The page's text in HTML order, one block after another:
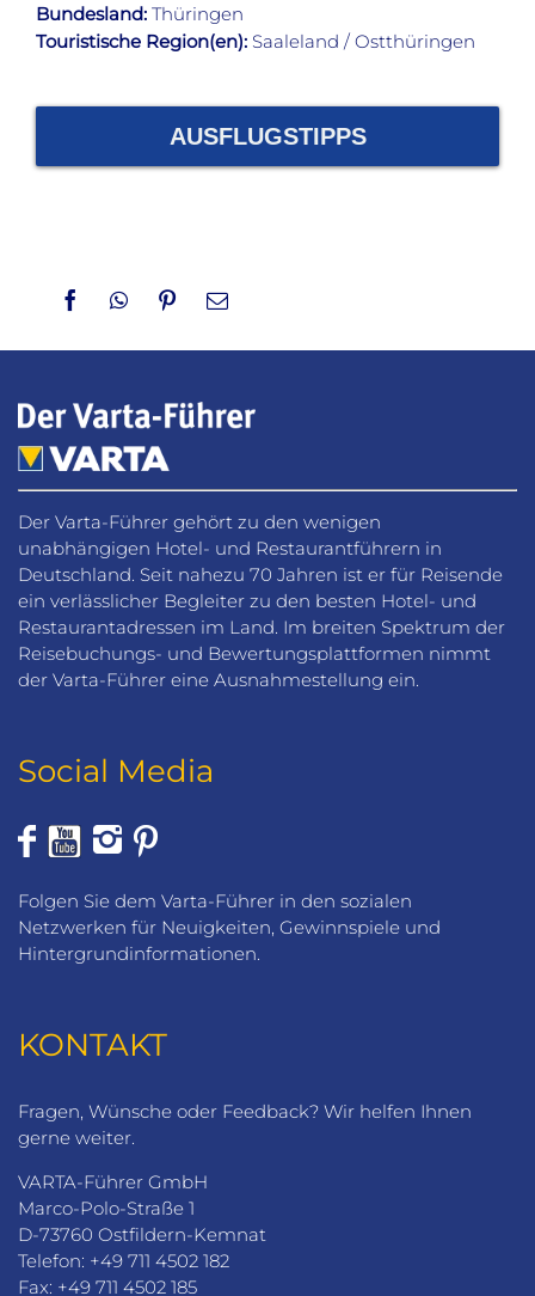
Bundesland: Thüringen
Touristische Region(en): Saaleland / Ostthüringen
AUSFLUGSTIPPS
FacebookWhatsApp
PinterestEmail
Der Varta-Führer gehört zu den wenigen
unabhängigen Hotel- und Restaurantführern in
Deutschland. Seit nahezu 70 Jahren ist er für Reisende
ein verlässlicher Begleiter zu den besten Hotel- und
Restaurantadressen im Land. Im breiten Spektrum der
Reisebuchungs- und Bewertungsplattformen nimmt
der Varta-Führer eine Ausnahmestellung ein.
Social Media
Folgen Sie dem Varta-Führer in den sozialen
Netzwerken für Neuigkeiten, Gewinnspiele und
Hintergrundinformationen.
KONTAKT
Fragen, Wünsche oder Feedback? Wir helfen Ihnen
gerne weiter.
VARTA-Führer GmbH
Marco-Polo-Straße 1
D-73760 Ostfildern-Kemnat
Telefon: +49 711 4502 182
Fax: +49 711 4502 185